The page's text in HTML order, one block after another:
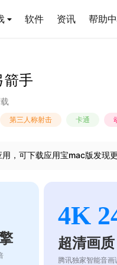
软件 资讯 帮助
箭手
第三人称射击 卡通
，可下载应用宝mac版发现
4K
超清画
腾讯独家智能音画